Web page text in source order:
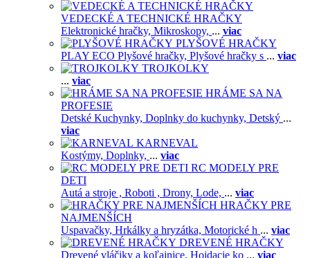
VEDECKÉ A TECHNICKÉ HRAČKY
Elektronické hračky, Mikroskopy, ... viac
PLYŠOVÉ HRAČKY
PLAY ECO Plyšové hračky, Plyšové hračky s ... viac
TROJKOLKY
... viac
HRÁME SA NA
PROFESIE
Detské Kuchynky, Doplnky do kuchynky, Detský ...
viac
KARNEVAL
Kostýmy, Doplnky, ... viac
RC MODELY PRE
DETI
Autá a stroje , Roboti , Drony, Lode, ... viac
HRAČKY PRE
NAJMENŠÍCH
Uspavačky, Hrkálky a hryzátka, Motorické h ... viac
DREVENÉ HRAČKY
Drevené vláčiky a koľajnice, Hojdacie ko ... viac